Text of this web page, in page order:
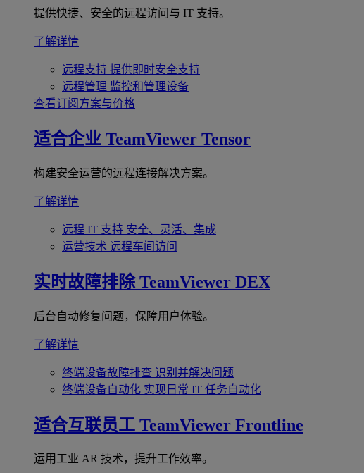
提供快捷、安全的远程访问与 IT 支持。
了解详情
远程支持 提供即时安全支持
远程管理 监控和管理设备
查看订阅方案与价格
适合企业 TeamViewer Tensor
构建安全运营的远程连接解决方案。
了解详情
远程 IT 支持 安全、灵活、集成
运营技术 远程车间访问
实时故障排除 TeamViewer DEX
后台自动修复问题，保障用户体验。
了解详情
终端设备故障排查 识别并解决问题
终端设备自动化 实现日常 IT 任务自动化
适合互联员工 TeamViewer Frontline
运用工业 AR 技术，提升工作效率。